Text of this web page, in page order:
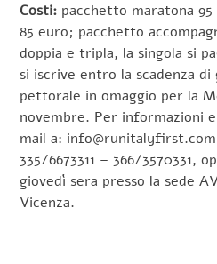
Costi: pacchetto maratona
85 euro; pacchetto
doppia e tripla, la singola si
si iscrive entro la scadenza
pettorale in omaggio per la
novembre. Per informazioni
mail a:
335/6673311 – 366/3570331,
giovedì sera presso la sede
Vicenza.